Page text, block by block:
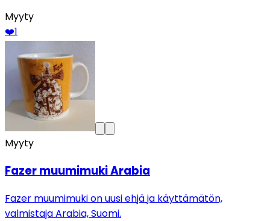
Myyty
❤️1
Myyty
Fazer muumimuki Arabia
Fazer muumimuki on uusi ehjä ja käyttämätön,
valmistaja Arabia, Suomi.